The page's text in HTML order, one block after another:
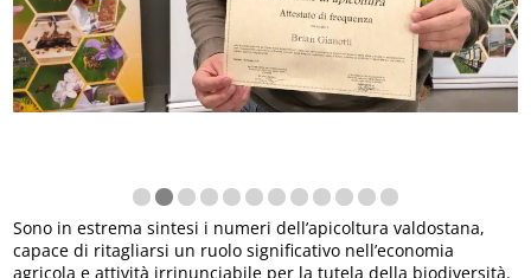
Sono in estrema sintesi i numeri dell’apicoltura valdostana,
capace di ritagliarsi un ruolo significativo nell’economia
agricola e attività irrinunciabile per la tutela della biodiversità.